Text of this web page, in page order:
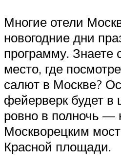
Многие отели
новогодние дни
программу. Знаете
место, где
салют в Москве?
фейерверк будет в
ровно в полночь
Москворецким
Красной площади.